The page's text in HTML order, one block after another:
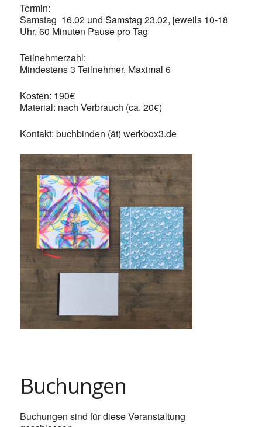
Termin:
Samstag 16.02 und Samstag 23.02, jeweils 10-18
Uhr, 60 Minuten Pause pro Tag
Teilnehmerzahl:
Mindestens 3 Teilnehmer, Maximal 6
Kosten: 190€
Material: nach Verbrauch (ca. 20€)
Kontakt: buchbinden (ät) werkbox3.de
Buchungen
Buchungen sind für diese Veranstaltung